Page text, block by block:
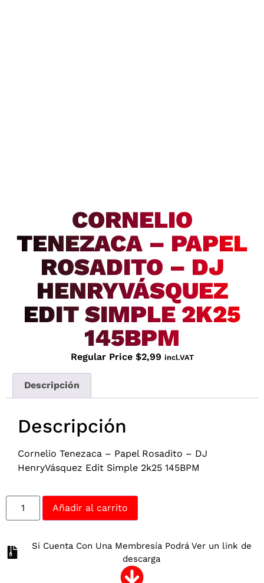
CORNELIO
TENEZACA – PAPEL
ROSADITO – DJ
HENRYVÁSQUEZ
EDIT SIMPLE 2K25
145BPM
Regular Price $2,99 incl.VAT
Descripción
Descripción
Cornelio Tenezaca – Papel Rosadito – DJ
HenryVásquez Edit Simple 2k25 145BPM
Añadir al carrito
Si Cuenta Con Una Membresía Podrá Ver un link de
descarga